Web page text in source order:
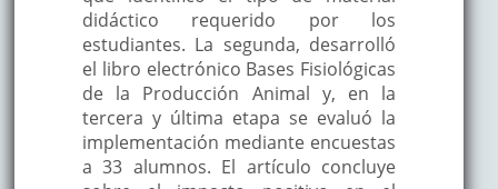
didáctico requerido por los
estudiantes. La segunda, desarrolló
el libro electrónico Bases Fisiológicas
de la Producción Animal y, en la
tercera y última etapa se evaluó la
implementación mediante encuestas
a 33 alumnos. El artículo concluye